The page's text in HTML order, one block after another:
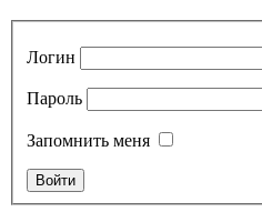
Логин
Пароль
Запомнить меня